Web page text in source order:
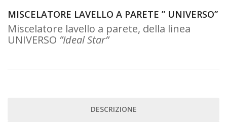
MISCELATORE LAVELLO A PARETE ” UNIVERSO”
Miscelatore lavello a parete, della linea
UNIVERSO ”Ideal Star”
DESCRIZIONE